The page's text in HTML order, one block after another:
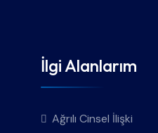
İlgi Alanlarım
Ağrılı Cinsel İlişki